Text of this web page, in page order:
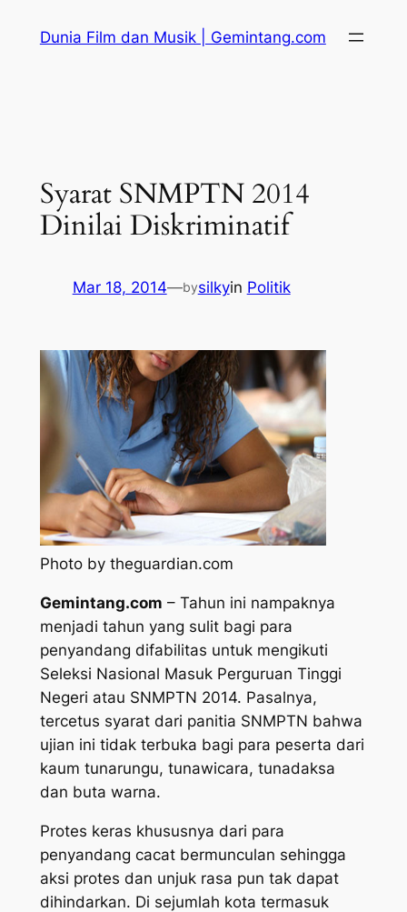
Dunia Film dan Musik | Gemintang.com
Syarat SNMPTN 2014
Dinilai Diskriminatif
Mar 18, 2014—bysilkyin Politik
Photo by theguardian.com
Gemintang.com – Tahun ini nampaknya
menjadi tahun yang sulit bagi para
penyandang difabilitas untuk mengikuti
Seleksi Nasional Masuk Perguruan Tinggi
Negeri atau SNMPTN 2014. Pasalnya,
tercetus syarat dari panitia SNMPTN bahwa
ujian ini tidak terbuka bagi para peserta dari
kaum tunarungu, tunawicara, tunadaksa
dan buta warna.
Protes keras khususnya dari para
penyandang cacat bermunculan sehingga
aksi protes dan unjuk rasa pun tak dapat
dihindarkan. Di sejumlah kota termasuk